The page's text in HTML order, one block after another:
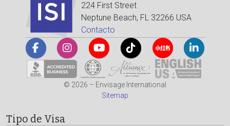
224 First Street
Neptune Beach, FL 32266 USA
Contacto
© 2026 – Envisage International
Sitemap
Tipo de Visa